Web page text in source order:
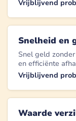
Vrijblijvend
Snelheid en
Snel geld
en efficiënte
Vrijblijvend
Waarde